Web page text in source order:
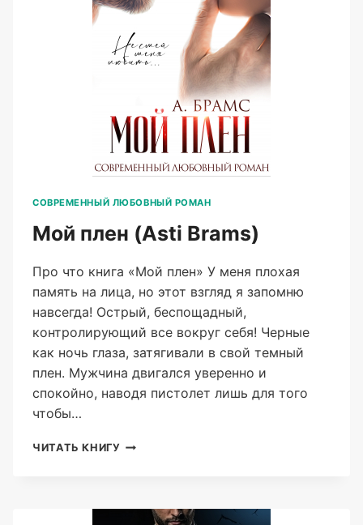
СОВРЕМЕННЫЙ ЛЮБОВНЫЙ РОМАН
Мой плен (Asti Brams)
Про что книга «Мой плен» У меня плохая
память на лица, но этот взгляд я запомню
навсегда! Острый, беспощадный,
контролирующий все вокруг себя! Черные
как ночь глаза, затягивали в свой темный
плен. Мужчина двигался уверенно и
спокойно, наводя пистолет лишь для того
чтобы…
ЧИТАТЬ КНИГУ МОЙ